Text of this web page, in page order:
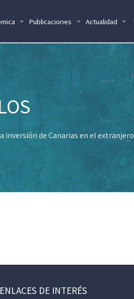
Publicaciones Actualidad
inversión de Canarias en el extranjero
ENLACES DE INTERÉS